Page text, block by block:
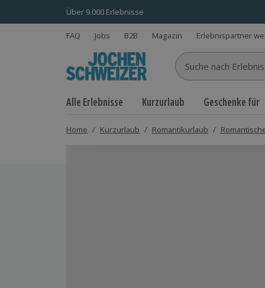
Über 9.000 Erlebnisse
FAQ Jobs B2B Magazin Erlebnispartner
Suche nach
Alle Erlebnisse Kurzurlaub Geschenke für
Home / Kurzurlaub / Romantikurlaub /